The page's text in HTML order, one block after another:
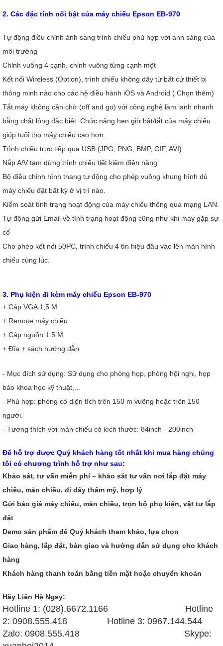
2. Các đặc tính nổi bật của máy chiếu Epson EB-970
Tự động điều chỉnh ánh sáng trình chiếu phù hợp với ánh sáng của
môi trường
Chỉnh vuông 4 cạnh, chỉnh vuông từng cạnh một
Kết nối Wireless (Option), trình chiếu không dây từ bất cứ thiết bị
thông minh nào cho các hệ điều hành iOS và Android ( Chọn thêm)
Tắt máy không cần chờ (off and go) với công nghệ làm lanh nhanh
bằng chất lỏng đặc biệt. Chức năng hẹn giờ bật/tắt của máy chiếu
giúp tuổi thọ máy chiếu cao hơn.
Trình chiếu trực tiếp qua USB (JPG, PNG, BMP, GIF, AVI)
Nắp A/V tạm dừng trình chiếu tiết kiệm điện năng
Bộ điều chỉnh hình thang tự động cho phép vuông khung hình dù
máy chiếu đặt bất kỳ ở vị trí nào.
Kiểm soát tình trạng hoạt động của máy chiếu thông qua mạng LAN.
Tự động gửi Email về tình trạng hoạt động cũng như khi máy gặp sự
cố
Cho phép kết nối 50PC, trình chiếu 4 tín hiệu đầu vào lên màn hình
chiếu cùng lúc.
3. Phụ kiện đi kèm máy chiếu Epson EB-970
+ Cáp VGA 1,5 M
+ Remote máy chiếu
+ Cáp nguồn 1.5 M
+ Đĩa + sách hướng dẫn
- Mục đích sử dụng: Sử dụng cho phòng họp, phòng hội nghị, họp
báo khoa học kỹ thuật,...
- Phù hợp: phòng có diện tích trên 150 m vuông hoặc trên 150
người.
- Tương thích với màn chiếu có kích thước: 84inch - 200inch
Để hỗ trợ được Quý khách hàng tốt nhất khi mua hàng chúng
tôi có chương trình hỗ trợ như sau:
Khảo sát, tư vấn miễn phí – khảo sát tư vấn nơi lắp đặt máy
chiếu, màn chiếu, đi dây thẩm mỹ, hợp lý
Gửi báo giá máy chiếu, màn chiếu, trọn bộ phụ kiện, vật tư lắp
đặt
Demo sản phẩm để Quý khách tham khảo, lựa chọn
Giao hàng, lắp đặt, bàn giao và hướng dẫn sử dụng cho khách
hàng
Khách hàng thanh toán bằng tiền mặt hoặc chuyển khoản
Hãy Liên Hệ Ngay:
Hotline 1: (028).6672.1166 Hotline
2: 0908.555.418 Hotline 3: 0967.144.544
Zalo: 0908.555.418 Skype: